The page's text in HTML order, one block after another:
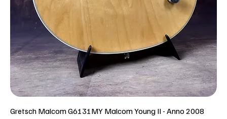
Gretsch Malcom G6131MY Malcom Young II - Anno 2008